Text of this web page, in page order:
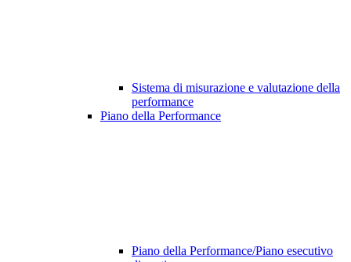
Sistema di misurazione e valutazione della
performance
Piano della Performance
Piano della Performance/Piano esecutivo